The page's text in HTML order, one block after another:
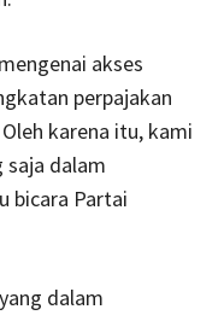
akses
perpajakan
karena itu, kami
saja dalam
bicara Partai
dalam